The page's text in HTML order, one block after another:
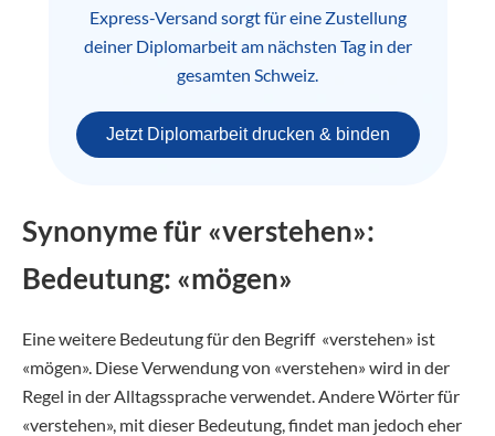
Express-Versand sorgt für eine Zustellung
deiner Diplomarbeit am nächsten Tag in der
gesamten Schweiz.
Jetzt Diplomarbeit drucken & binden
Synonyme für «verstehen»:
Bedeutung: «mögen»
Eine weitere Bedeutung für den Begriff «verstehen» ist
«mögen». Diese Verwendung von «verstehen» wird in der
Regel in der Alltagssprache verwendet. Andere Wörter für
«verstehen», mit dieser Bedeutung, findet man jedoch eher